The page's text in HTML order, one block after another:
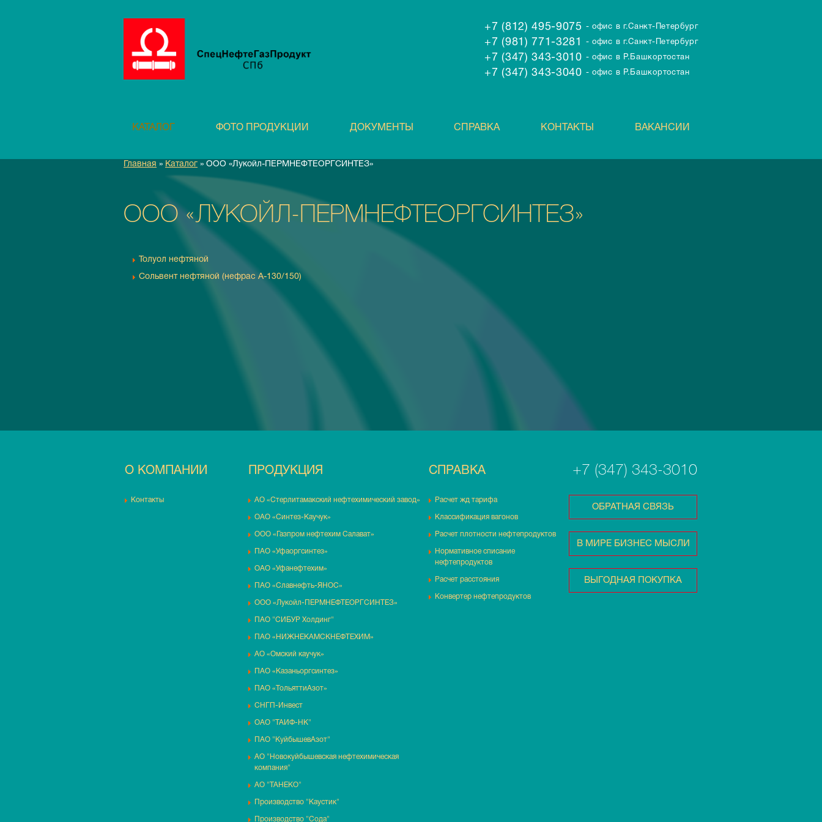
+7 (812) 495-9075 - офис в г.Санкт-Петербург
+7 (981) 771-3281 - офис в г.Санкт-Петербург
+7 (347) 343-3010 - офис в Р.Башкортостан
+7 (347) 343-3040 - офис в Р.Башкортостан
КАТАЛОГ ФОТО ПРОДУКЦИИ ДОКУМЕНТЫ СПРАВКА КОНТАКТЫ ВАКАНСИИ
Главная » Каталог » ООО «Лукойл-ПЕРМНЕФТЕОРГСИНТЕЗ»
ООО «ЛУКОЙЛ-ПЕРМНЕФТЕОРГСИНТЕЗ»
Толуол нефтяной
Сольвент нефтяной (нефрас А-130/150)
О КОМПАНИИ
Контакты
ПРОДУКЦИЯ
АО «Стерлитамакский нефтехимический завод»
ОАО «Синтез-Каучук»
ООО «Газпром нефтехим Салават»
ПАО «Уфаоргсинтез»
ОАО «Уфанефтехим»
ПАО «Славнефть-ЯНОС»
ООО «Лукойл-ПЕРМНЕФТЕОРГСИНТЕЗ»
ПАО "СИБУР Холдинг"
ПАО «НИЖНЕКАМСКНЕФТЕХИМ»
АО «Омский каучук»
ПАО «Казаньоргсинтез»
ПАО «ТольяттиАзот»
СНГП-Инвест
ОАО "ТАИФ-НК"
ПАО "КуйбышевАзот"
АО "Новокуйбышевская нефтехимическая
компания"
АО "ТАНЕКО"
Производство "Каустик"
Производство "Сода"
СПРАВКА
Расчет жд тарифа
Классификация вагонов
Расчет плотности нефтепродуктов
Нормативное списание
нефтепродуктов
Расчет расстояния
Конвертер нефтепродуктов
+7 (347) 343-3010
ОБРАТНАЯ СВЯЗЬ
В МИРЕ БИЗНЕС МЫСЛИ
ВЫГОДНАЯ ПОКУПКА